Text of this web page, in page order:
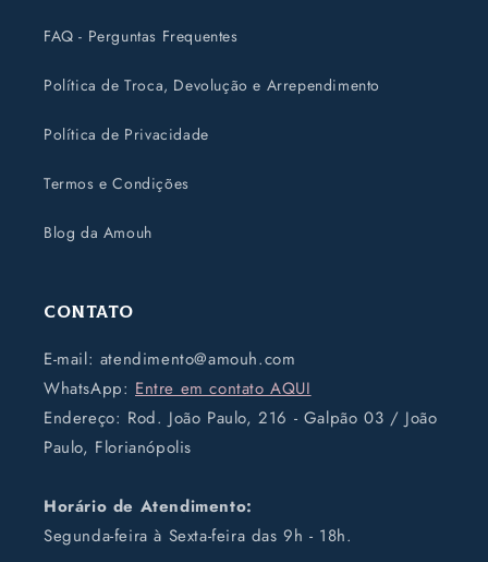
FAQ - Perguntas Frequentes
Política de Troca, Devolução e Arrependimento
Política de Privacidade
Termos e Condições
Blog da Amouh
Contato
E-mail: atendimento@amouh.com
WhatsApp: Entre em contato AQUI
Endereço: Rod. João Paulo, 216 - Galpão 03 / João
Paulo, Florianópolis
Horário de Atendimento:
Segunda-feira à Sexta-feira das 9h - 18h.